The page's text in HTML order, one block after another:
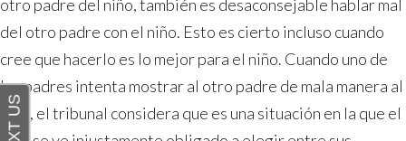
otro padre del niño, también es desaconsejable hablar mal
del otro padre con el niño. Esto es cierto incluso cuando
cree que hacerlo es lo mejor para el niño. Cuando uno de
los padres intenta mostrar al otro padre de mala manera al
niño, el tribunal considera que es una situación en la que el